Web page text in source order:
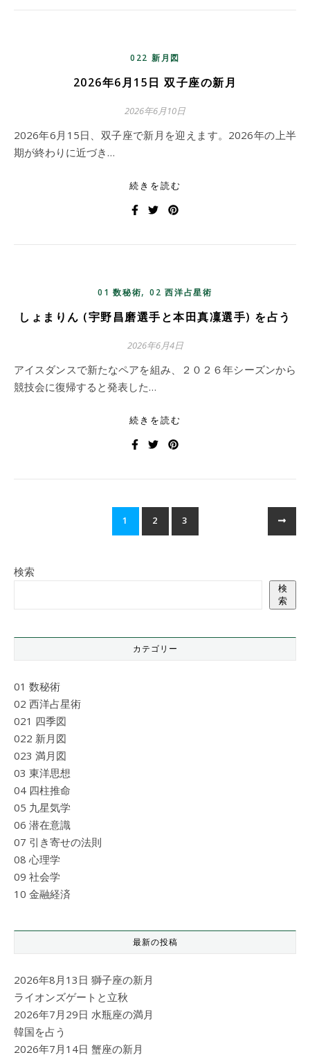
022 新月図
2026年6月15日 双子座の新月
2026年6月10日
2026年6月15日、双子座で新月を迎えます。2026年の上半
期が終わりに近づき…
続きを読む
01 数秘術,02 西洋占星術
しょまりん (宇野昌磨選手と本田真凜選手) を占う
2026年6月4日
アイスダンスで新たなペアを組み、２０２６年シーズンから
競技会に復帰すると発表した…
続きを読む
1 2 3
検索
検
索
カテゴリー
01 数秘術
02 西洋占星術
021 四季図
022 新月図
023 満月図
03 東洋思想
04 四柱推命
05 九星気学
06 潜在意識
07 引き寄せの法則
08 心理学
09 社会学
10 金融経済
最新の投稿
2026年8月13日 獅子座の新月
ライオンズゲートと立秋
2026年7月29日 水瓶座の満月
韓国を占う
2026年7月14日 蟹座の新月